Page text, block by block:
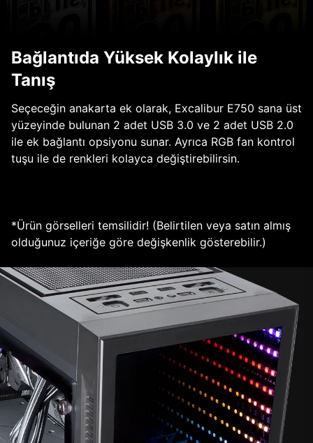
Bağlantıda Yüksek Kolaylık ile
Tanış
Seçeceğin anakarta ek olarak, Excalibur E750 sana üst
yüzeyinde bulunan 2 adet USB 3.0 ve 2 adet USB 2.0
ile ek bağlantı opsiyonu sunar. Ayrıca RGB fan kontrol
tuşu ile de renkleri kolayca değiştirebilirsin.
*Ürün görselleri temsilidir! (Belirtilen veya satın almış
olduğunuz içeriğe göre değişkenlik gösterebilir.)